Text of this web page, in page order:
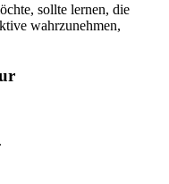
sollte lernen, die
wahrzunehmen,